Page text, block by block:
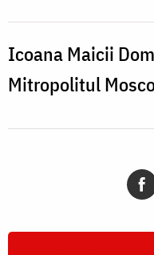
„a
Sfântului
Petru,
Moscovei”
Icoana Maicii
Mitropolitul